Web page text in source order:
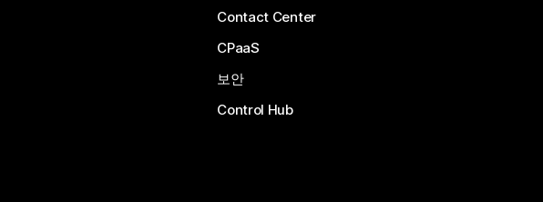
Contact Center
CPaaS
보안
Control Hub